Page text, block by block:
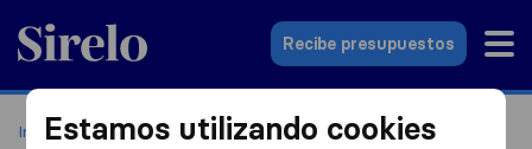
Sirelo.es
Recibe presupuestos
Inicio Empresas de mudanzas Soria
Estamos utilizando cookies